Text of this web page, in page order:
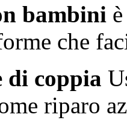
bambini
che
di coppia
riparo